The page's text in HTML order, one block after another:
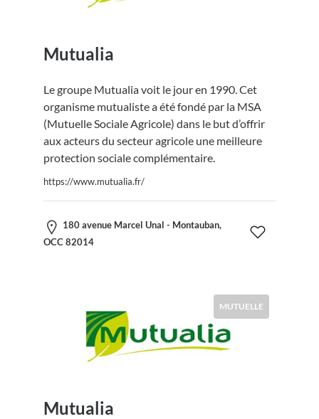
Mutualia
Le groupe Mutualia voit le jour en 1990. Cet
organisme mutualiste a été fondé par la MSA
(Mutuelle Sociale Agricole) dans le but d’offrir
aux acteurs du secteur agricole une meilleure
protection sociale complémentaire.
https://www.mutualia.fr/
180 avenue Marcel Unal - Montauban,
OCC 82014
MUTUELLE
Mutualia